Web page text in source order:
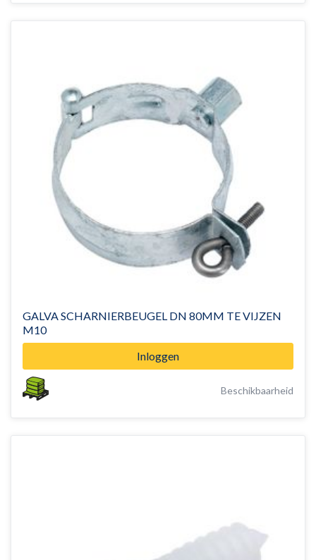
GALVA SCHARNIERBEUGEL DN 80MM TE VIJZEN
M10
Inloggen
Beschikbaarheid